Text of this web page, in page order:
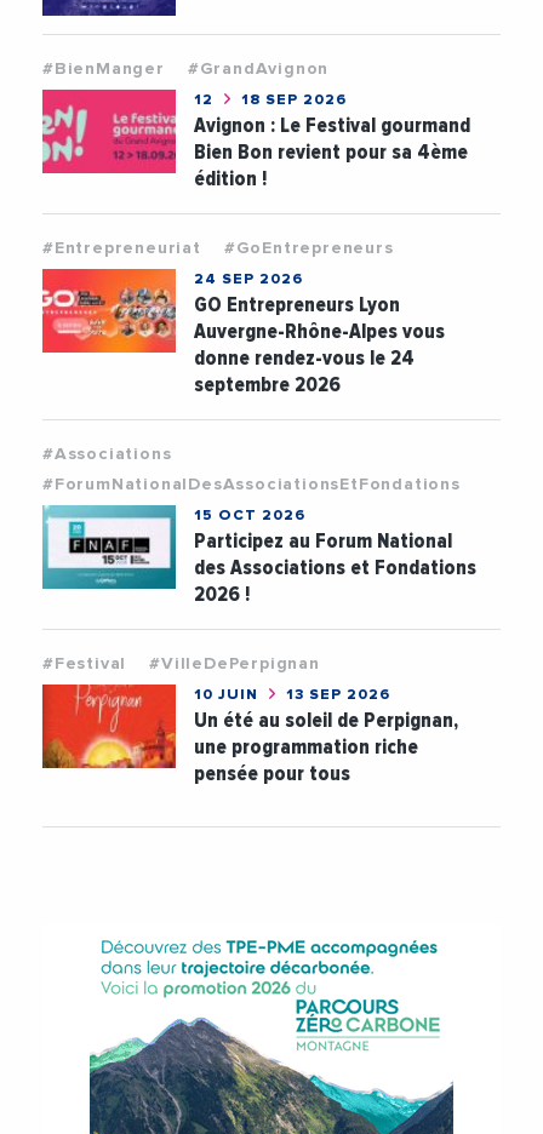
#BienManger #GrandAvignon
12 18 SEP 2026
Avignon : Le Festival gourmand
Bien Bon revient pour sa 4ème
édition !
#Entrepreneuriat #GoEntrepreneurs
24 SEP 2026
GO Entrepreneurs Lyon
Auvergne-Rhône-Alpes vous
donne rendez-vous le 24
septembre 2026
#Associations
#ForumNationalDesAssociationsEtFondations
15 OCT 2026
Participez au Forum National
des Associations et Fondations
2026 !
#Festival #VilleDePerpignan
10 JUIN 13 SEP 2026
Un été au soleil de Perpignan,
une programmation riche
pensée pour tous